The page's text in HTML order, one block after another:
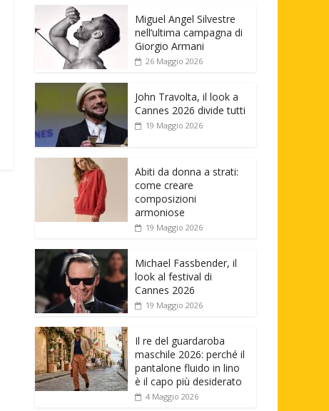
Miguel Angel Silvestre
nell’ultima campagna di
Giorgio Armani
26 Maggio 2026
John Travolta, il look a
Cannes 2026 divide tutti
19 Maggio 2026
Abiti da donna a strati:
come creare
composizioni
armoniose
19 Maggio 2026
Michael Fassbender, il
look al festival di
Cannes 2026
19 Maggio 2026
Il re del guardaroba
maschile 2026: perché il
pantalone fluido in lino
è il capo più desiderato
4 Maggio 2026